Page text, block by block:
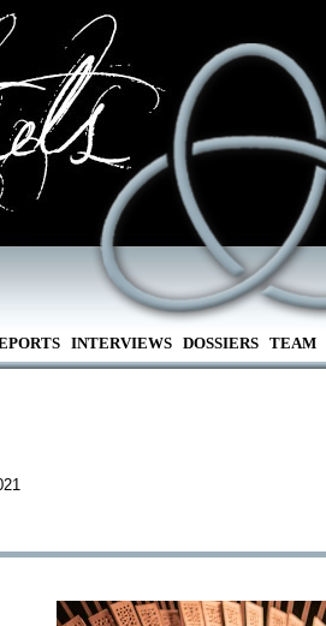
INTERVIEWS DOSSIERS TEAM